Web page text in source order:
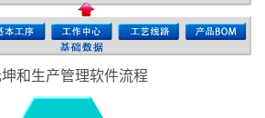
和生产管理软件流程